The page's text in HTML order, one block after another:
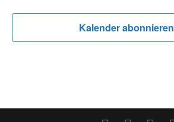
Kalender abonnieren